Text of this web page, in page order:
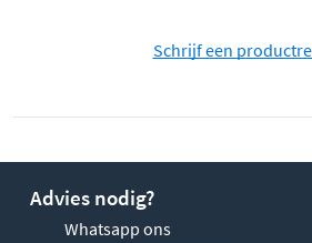
Schrijf een
Advies nodig?
Whatsapp ons